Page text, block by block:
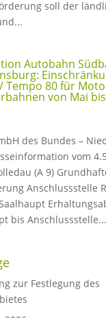
soll der
Autobahn
Tempo 80 für
von Mai
des Bundes –
vom
(A 9)
Anschlussstelle
bis Anschlussstelle...
zur Festlegung des